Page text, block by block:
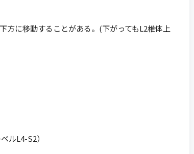
に移動することがある。(下がってもL2椎体上
ルL4-S2）